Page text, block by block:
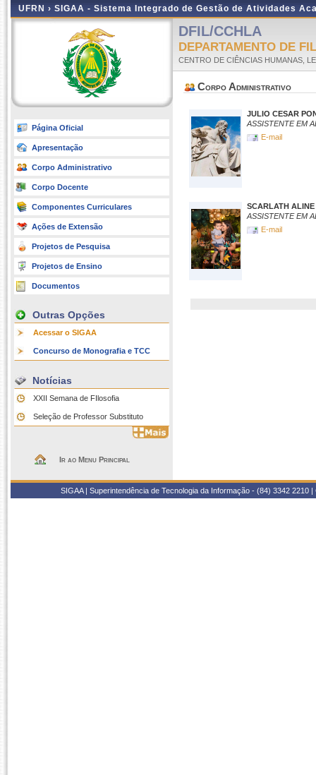
UFRN › SIGAA - Sistema Integrado de Gestão de Atividades
Página Oficial
Apresentação
Corpo Administrativo
Corpo Docente
Componentes Curriculares
Ações de Extensão
Projetos de Pesquisa
Projetos de Ensino
Documentos
Outras Opções
Acessar o SIGAA
Concurso de Monografia e TCC
Notícias
XXII Semana de FIlosofia
Seleção de Professor Substituto
Ir ao Menu Principal
DFIL/CCHLA
DEPARTAMENTO DE
CENTRO DE CIÊNCIAS HUMANAS,
Corpo Administrativo
JULIO CESAR
ASSISTENTE EM
E-mail
SCARLATH
ASSISTENTE EM
E-mail
SIGAA | Superintendência de Tecnologia da Informação - (84) 3342